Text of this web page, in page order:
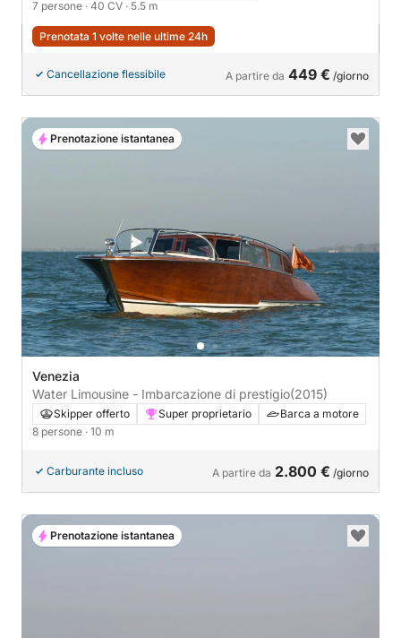
7 persone · 40 CV · 5.5 m
Prenotata 1 volte nelle ultime 24h
Cancellazione flessibile A partire da 449 € /giorno
Venezia
Water Limousine - Imbarcazione di prestigio(2015)
Skipper offerto Super proprietario
Barca a motore
8 persone · 10 m
Carburante incluso A partire da 2.800 € /giorno
Prenotazione istantanea
Prenotazione istantanea